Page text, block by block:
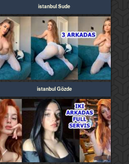
istanbul Sude
istanbul Gözde